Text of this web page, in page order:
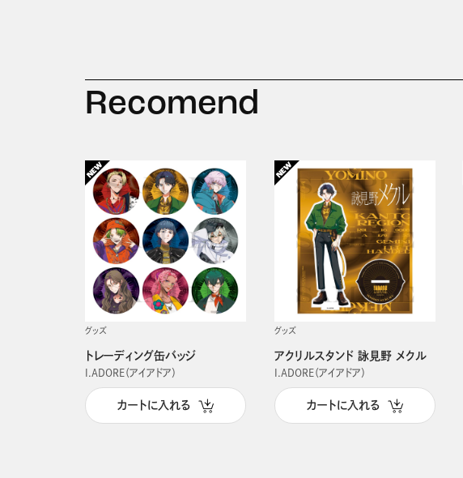
Recomend
グッズ
トレーディング缶バッジ
I.ADORE（アイアドア）
カートに入れる
グッズ
アクリルスタンド 詠見野 メクル
I.ADORE（アイアドア）
カートに入れる